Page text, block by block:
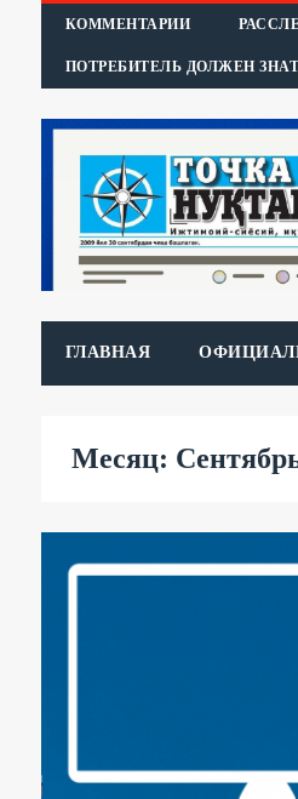
КОММЕНТАРИИ
ПОТРЕБИТЕЛЬ ДОЛЖЕН
ГЛАВНАЯ
Месяц: